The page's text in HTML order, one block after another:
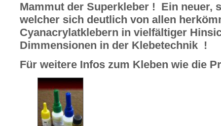
Mammut der Superkleber ! Ein neuer,
welcher sich deutlich von allen
Cyanacrylatklebern in vielfältiger
Dimmensionen in der Klebetechnik !
Für weitere Infos zum Kleben wie die